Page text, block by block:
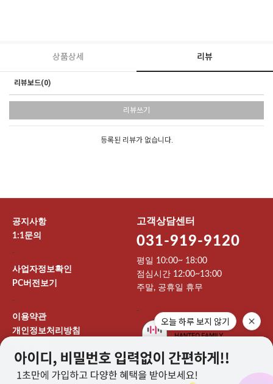
상품상세 리뷰
리뷰보드(0)
리뷰쓰기
등록된 리뷰가 없습니다.
공지사항
1:1문의
-
사업자정보확인
PC버전보기
-
이용약관
개인정보처리방침
고객상담센터
031-919-9120
평일 10:00~ 18:00
점심시간 12:00~13:00
주말, 공휴일 휴무
-
상호 : 주식회사 912엔터테인먼트 대표 : 이기영
오늘 하루 보지 않기